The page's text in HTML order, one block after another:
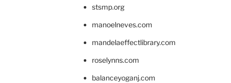
stsmp.org
manoelneves.com
mandelaeffectlibrary.com
roselynns.com
balanceyoganj.com